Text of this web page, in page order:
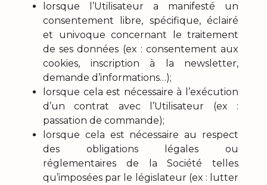
lorsque l’Utilisateur a manifesté un
consentement libre, spécifique, éclairé
et univoque concernant le traitement
de ses données (ex : consentement aux
cookies, inscription à la newsletter,
demande d’informations…);
lorsque cela est nécessaire à l’exécution
d’un contrat avec l’Utilisateur (ex :
passation de commande);
lorsque cela est nécessaire au respect
des obligations légales ou
réglementaires de la Société telles
qu’imposées par le législateur (ex : lutter